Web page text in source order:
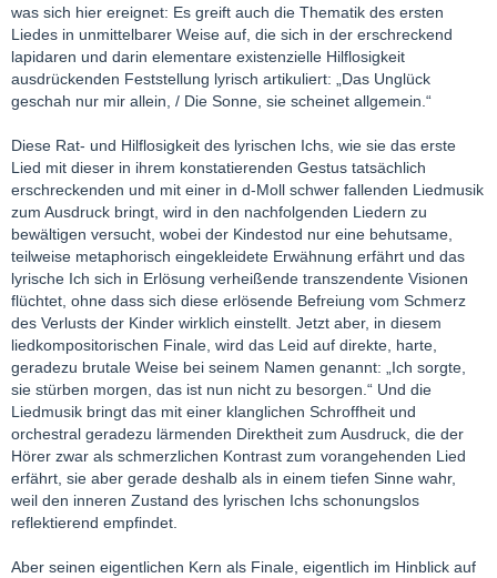
was sich hier ereignet: Es greift auch die Thematik des ersten
Liedes in unmittelbarer Weise auf, die sich in der erschreckend
lapidaren und darin elementare existenzielle Hilflosigkeit
ausdrückenden Feststellung lyrisch artikuliert: „Das Unglück
geschah nur mir allein, / Die Sonne, sie scheinet allgemein.“
Diese Rat- und Hilflosigkeit des lyrischen Ichs, wie sie das erste
Lied mit dieser in ihrem konstatierenden Gestus tatsächlich
erschreckenden und mit einer in d-Moll schwer fallenden Liedmusik
zum Ausdruck bringt, wird in den nachfolgenden Liedern zu
bewältigen versucht, wobei der Kindestod nur eine behutsame,
teilweise metaphorisch eingekleidete Erwähnung erfährt und das
lyrische Ich sich in Erlösung verheißende transzendente Visionen
flüchtet, ohne dass sich diese erlösende Befreiung vom Schmerz
des Verlusts der Kinder wirklich einstellt. Jetzt aber, in diesem
liedkompositorischen Finale, wird das Leid auf direkte, harte,
geradezu brutale Weise bei seinem Namen genannt: „Ich sorgte,
sie stürben morgen, das ist nun nicht zu besorgen.“ Und die
Liedmusik bringt das mit einer klanglichen Schroffheit und
orchestral geradezu lärmenden Direktheit zum Ausdruck, die der
Hörer zwar als schmerzlichen Kontrast zum vorangehenden Lied
erfährt, sie aber gerade deshalb als in einem tiefen Sinne wahr,
weil den inneren Zustand des lyrischen Ichs schonungslos
reflektierend empfindet.
Aber seinen eigentlichen Kern als Finale, eigentlich im Hinblick auf